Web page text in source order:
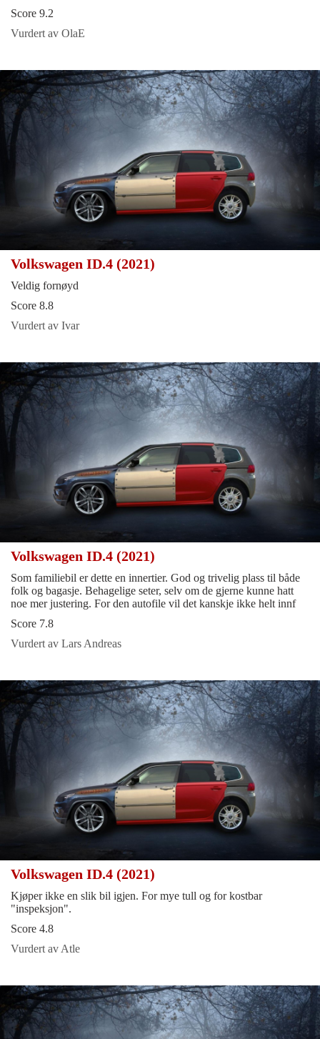
Score 9.2
Vurdert av OlaE
Volkswagen ID.4 (2021)
Veldig fornøyd
Score 8.8
Vurdert av Ivar
Volkswagen ID.4 (2021)
Som familiebil er dette en innertier. God og trivelig plass til både
folk og bagasje. Behagelige seter, selv om de gjerne kunne hatt
noe mer justering. For den autofile vil det kanskje ikke helt innf
Score 7.8
Vurdert av Lars Andreas
Volkswagen ID.4 (2021)
Kjøper ikke en slik bil igjen. For mye tull og for kostbar
"inspeksjon".
Score 4.8
Vurdert av Atle